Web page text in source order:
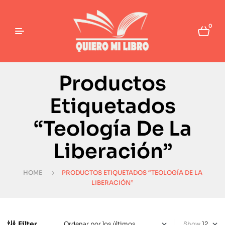
0
Productos
Etiquetados
“Teología De La
Liberación”
HOME
PRODUCTOS ETIQUETADOS “TEOLOGÍA DE LA
LIBERACIÓN”